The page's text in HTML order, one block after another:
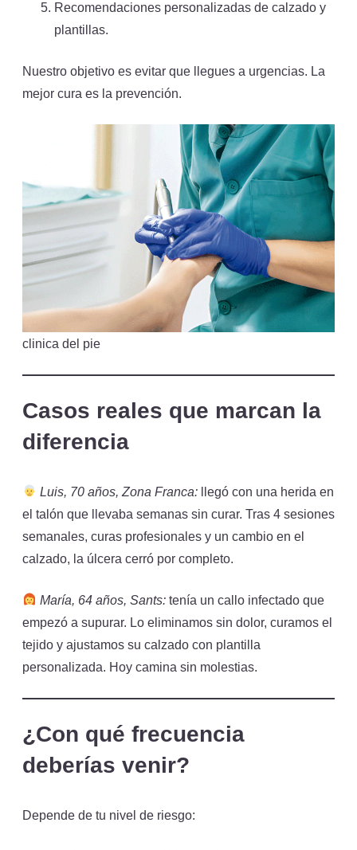
Recomendaciones personalizadas de calzado y
plantillas.
Nuestro objetivo es evitar que llegues a urgencias. La
mejor cura es la prevención.
clinica del pie
Casos reales que marcan la
diferencia
Luis, 70 años, Zona Franca: llegó con una herida en
el talón que llevaba semanas sin curar. Tras 4 sesiones
semanales, curas profesionales y un cambio en el
calzado, la úlcera cerró por completo.
María, 64 años, Sants: tenía un callo infectado que
empezó a supurar. Lo eliminamos sin dolor, curamos el
tejido y ajustamos su calzado con plantilla
personalizada. Hoy camina sin molestias.
¿Con qué frecuencia
deberías venir?
Depende de tu nivel de riesgo: